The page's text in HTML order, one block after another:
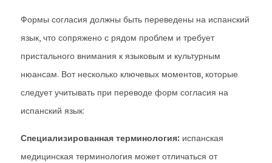
Формы согласия должны быть переведены на испанский
язык, что сопряжено с рядом проблем и требует
пристального внимания к языковым и культурным
нюансам. Вот несколько ключевых моментов, которые
следует учитывать при переводе форм согласия на
испанский язык:
Специализированная терминология: испанская
медицинская терминология может отличаться от